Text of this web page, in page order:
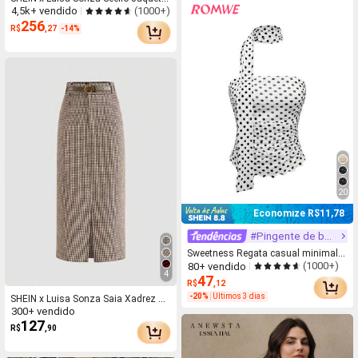
Casual Feminina de Couro Sintético
Marrom, Estilo Europeu & American
o, Moda Minimalista Versátil, Gola A
4,5k+ vendido (1000+)
R$256 ,27 -14%
4
SHEIN x Luisa Sonza Saia Xadrez Prí
ncipe de Gales Feminina, Elegante, V
ersátil, Elegante, Corte Solto, Emagr
300+ vendido
R$127,90
20
Economize R$11,78
#Pingente de bolinhas
Sweetness Regata casual minimalis
ta com bolinhas para mulheres, ade
quada para o verão
80+ vendido (1000+)
R$47,12
-20%
Últimos 3 dias